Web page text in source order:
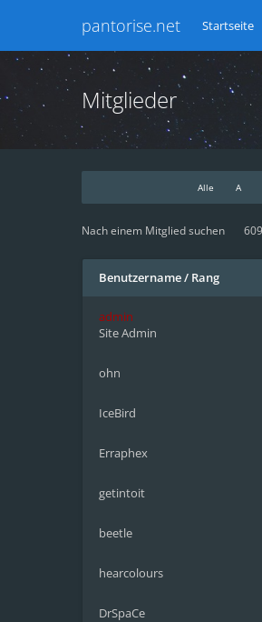
pantorise.net Startseite
Mitglieder
Alle A
Nach einem Mitglied suchen
Benutzername/ Rang
admin
Site Admin
ohn
IceBird
Erraphex
getintoit
beetle
hearcolours
DrSpaCe